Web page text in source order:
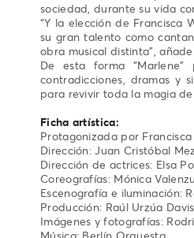
sociedad, durante su vida
“Y la elección de Francisca
su gran talento como
obra musical distinta”,
De esta forma
contradicciones, dramas y
para revivir toda la magia
Ficha artística:
Protagonizada por
Dirección: Juan Cristóbal
Dirección de actrices: Elsa
Coreografías: Mónica
Escenografía e iluminación:
Producción: Raúl Urzúa Davis
Imágenes y fotografías: